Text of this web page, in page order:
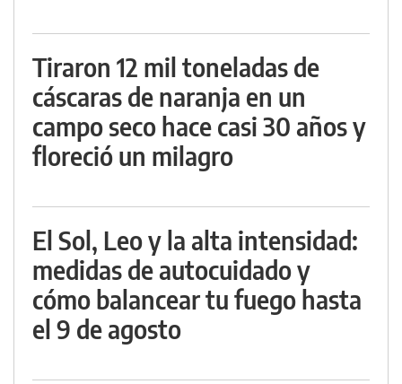
Tiraron 12 mil toneladas de
cáscaras de naranja en un
campo seco hace casi 30 años y
floreció un milagro
El Sol, Leo y la alta intensidad:
medidas de autocuidado y
cómo balancear tu fuego hasta
el 9 de agosto